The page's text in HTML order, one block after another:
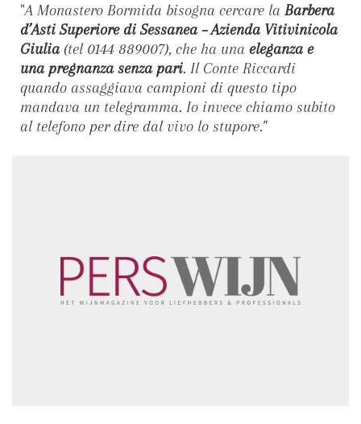
"A Monastero Bormida bisogna cercare la Barbera
d’Asti Superiore di Sessanea – Azienda Vitivinicola
Giulia (tel 0144 889007), che ha una eleganza e
una pregnanza senza pari. Il Conte Riccardi
quando assaggiava campioni di questo tipo
mandava un telegramma. Io invece chiamo subito
al telefono per dire dal vivo lo stupore."